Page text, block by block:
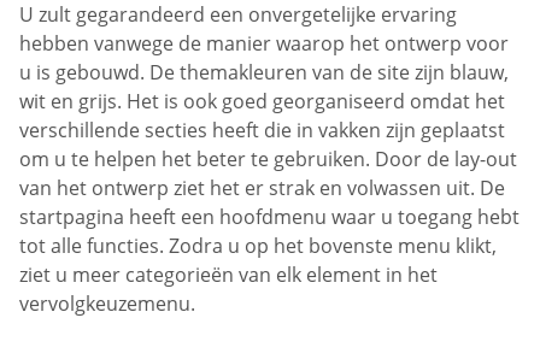
U zult gegarandeerd een onvergetelijke ervaring
hebben vanwege de manier waarop het ontwerp voor
u is gebouwd. De themakleuren van de site zijn blauw,
wit en grijs. Het is ook goed georganiseerd omdat het
verschillende secties heeft die in vakken zijn geplaatst
om u te helpen het beter te gebruiken. Door de lay-out
van het ontwerp ziet het er strak en volwassen uit. De
startpagina heeft een hoofdmenu waar u toegang hebt
tot alle functies. Zodra u op het bovenste menu klikt,
ziet u meer categorieën van elk element in het
vervolgkeuzemenu.